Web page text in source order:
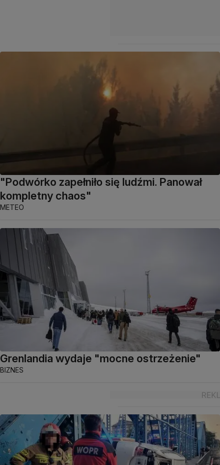
"Podwórko zapełniło się ludźmi. Panował
kompletny chaos"
METEO
Grenlandia wydaje "mocne ostrzeżenie"
BIZNES